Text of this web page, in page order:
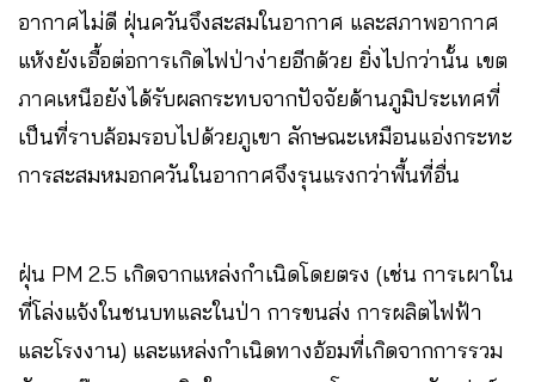
อากาศไม่ดี ฝุ่นควันจึงสะสมในอากาศ และสภาพอากาศ
แห้งยังเอื้อต่อการเกิดไฟป่าง่ายอีกด้วย ยิ่งไปกว่านั้น เขต
ภาคเหนือยังได้รับผลกระทบจากปัจจัยด้านภูมิประเทศที่
เป็นที่ราบล้อมรอบไปด้วยภูเขา ลักษณะเหมือนแอ่งกระทะ
การสะสมหมอกควันในอากาศจึงรุนแรงกว่าพื้นที่อื่น
ฝุ่น PM 2.5 เกิดจากแหล่งกำเนิดโดยตรง (เช่น การเผาใน
ที่โล่งแจ้งในชนบทและในป่า การขนส่ง การผลิตไฟฟ้า
และโรงงาน) และแหล่งกำเนิดทางอ้อมที่เกิดจากการรวม